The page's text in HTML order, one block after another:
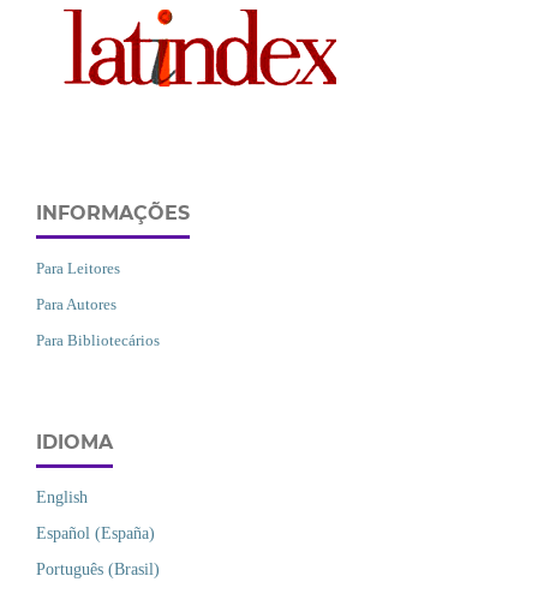
INFORMAÇÕES
Para Leitores
Para Autores
Para Bibliotecários
IDIOMA
English
Español (España)
Português (Brasil)